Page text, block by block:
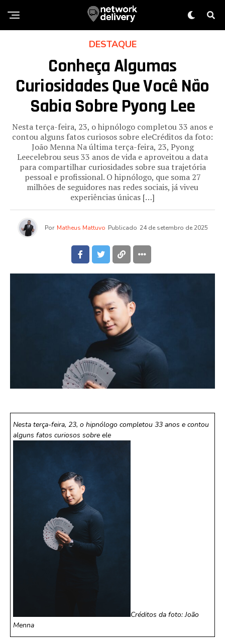
DESTAQUE
Conheça Algumas
Curiosidades Que Você Não
Sabia Sobre Pyong Lee
Nesta terça-feira, 23, o hipnólogo completou 33 anos e
contou alguns fatos curiosos sobre eleCréditos da foto:
João Menna Na última terça-feira, 23, Pyong
Leecelebrou seus 33 anos de vida e aproveitou a data
para compartilhar curiosidades sobre sua trajetória
pessoal e profissional. O hipnólogo, que soma 27
milhões de seguidores nas redes sociais, já viveu
experiências únicas […]
Por Matheus Mattuvo Publicado 24 de setembro de 2025
Nesta terça-feira, 23, o hipnólogo completou 33 anos e contou
alguns fatos curiosos sobre ele
Créditos da foto: João
Menna